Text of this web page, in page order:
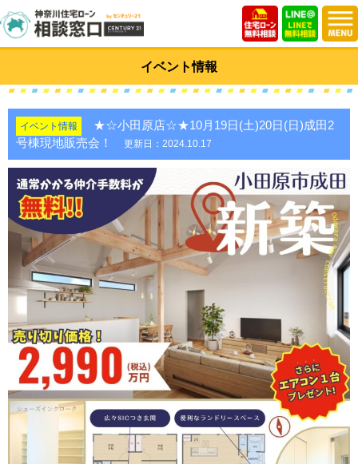
イベント情報
イベント情報
★☆小田原店☆★10月19日(土)20日(日)成田2
号棟現地販売会！
更新日：2024.10.17